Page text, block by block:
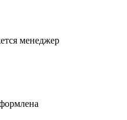
менеджер